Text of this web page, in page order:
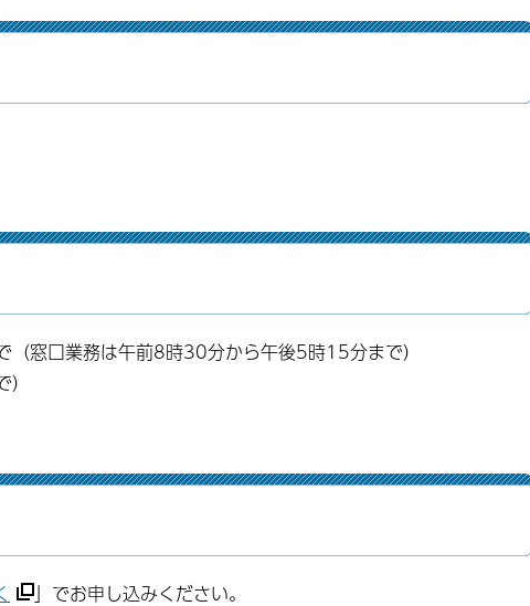
窓口業務は午前8時30分から午後5時15分まで）
」でお申し込みください。